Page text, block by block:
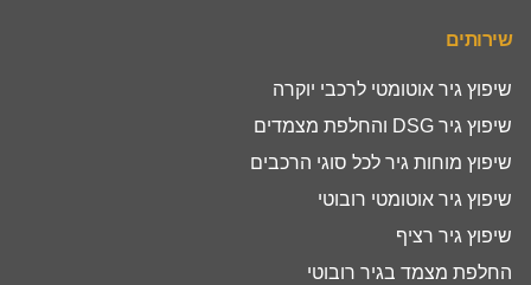
שירותים
שיפוץ גיר אוטומטי לרכבי יוקרה
שיפוץ גיר DSG והחלפת מצמדים
שיפוץ מוחות גיר לכל סוגי הרכבים
שיפוץ גיר אוטומטי רובוטי
שיפוץ גיר רציף
החלפת מצמד בגיר רובוטי